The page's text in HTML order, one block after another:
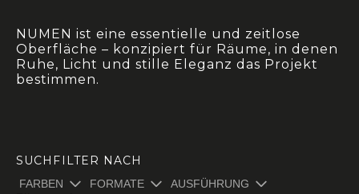
NUMEN ist eine essentielle und zeitlose
Oberfläche – konzipiert für Räume, in denen
Ruhe, Licht und stille Eleganz das Projekt
bestimmen.
SUCHFILTER NACH
FARBEN FORMATE
AUSFÜHRUNG